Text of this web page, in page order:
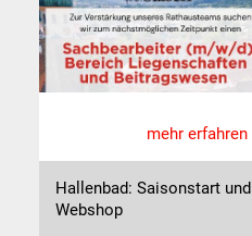
mehr erfahren
Hallenbad: Saisonstart und
Webshop